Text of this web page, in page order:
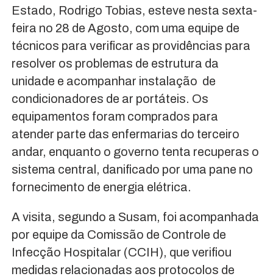
Estado, Rodrigo Tobias, esteve nesta sexta-
feira no 28 de Agosto, com uma equipe de
técnicos para verificar as providências para
resolver os problemas de estrutura da
unidade e acompanhar instalação de
condicionadores de ar portáteis. Os
equipamentos foram comprados para
atender parte das enfermarias do terceiro
andar, enquanto o governo tenta recuperas o
sistema central, danificado por uma pane no
fornecimento de energia elétrica.
A visita, segundo a Susam, foi acompanhada
por equipe da Comissão de Controle de
Infecção Hospitalar (CCIH), que verifiou
medidas relacionadas aos protocolos de